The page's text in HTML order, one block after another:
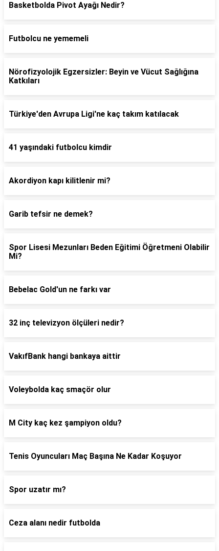
Basketbolda Pivot Ayağı Nedir?
Futbolcu ne yememeli
Nörofizyolojik Egzersizler: Beyin ve Vücut Sağlığına
Katkıları
Türkiye'den Avrupa Ligi'ne kaç takım katılacak
41 yaşındaki futbolcu kimdir
Akordiyon kapı kilitlenir mi?
Garib tefsir ne demek?
Spor Lisesi Mezunları Beden Eğitimi Öğretmeni Olabilir
Mi?
Bebelac Gold'un ne farkı var
32 inç televizyon ölçüleri nedir?
VakıfBank hangi bankaya aittir
Voleybolda kaç smaçör olur
M City kaç kez şampiyon oldu?
Tenis Oyuncuları Maç Başına Ne Kadar Koşuyor
Spor uzatır mı?
Ceza alanı nedir futbolda